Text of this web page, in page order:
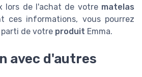
lors de l'achat de votre matelas
ces informations, vous pourrez
de votre produit Emma.
avec d'autres